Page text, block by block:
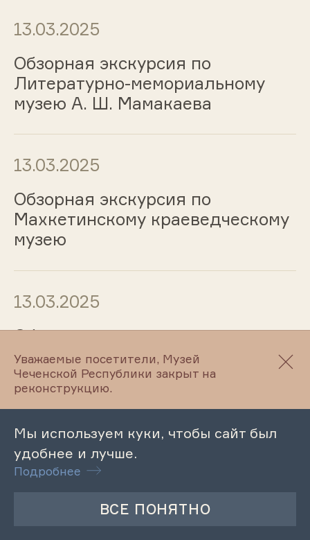
13.03.2025
Обзорная экскурсия по
Литературно-мемориальному
музею А. Ш. Мамакаева
13.03.2025
Обзорная экскурсия по
Махкетинскому краеведческому
музею
13.03.2025
Обзорная экскурсия по
Литературно-мемориальному
музею А.Айдамирова
13.03.2025
Тематическая экскурсия по
взгляд сквозь поколения»
Уважаемые посетители, Музей
Чеченской Республики закрыт на
реконструкцию.
Мы используем куки, чтобы сайт был
удобнее и лучше.
Подробнее